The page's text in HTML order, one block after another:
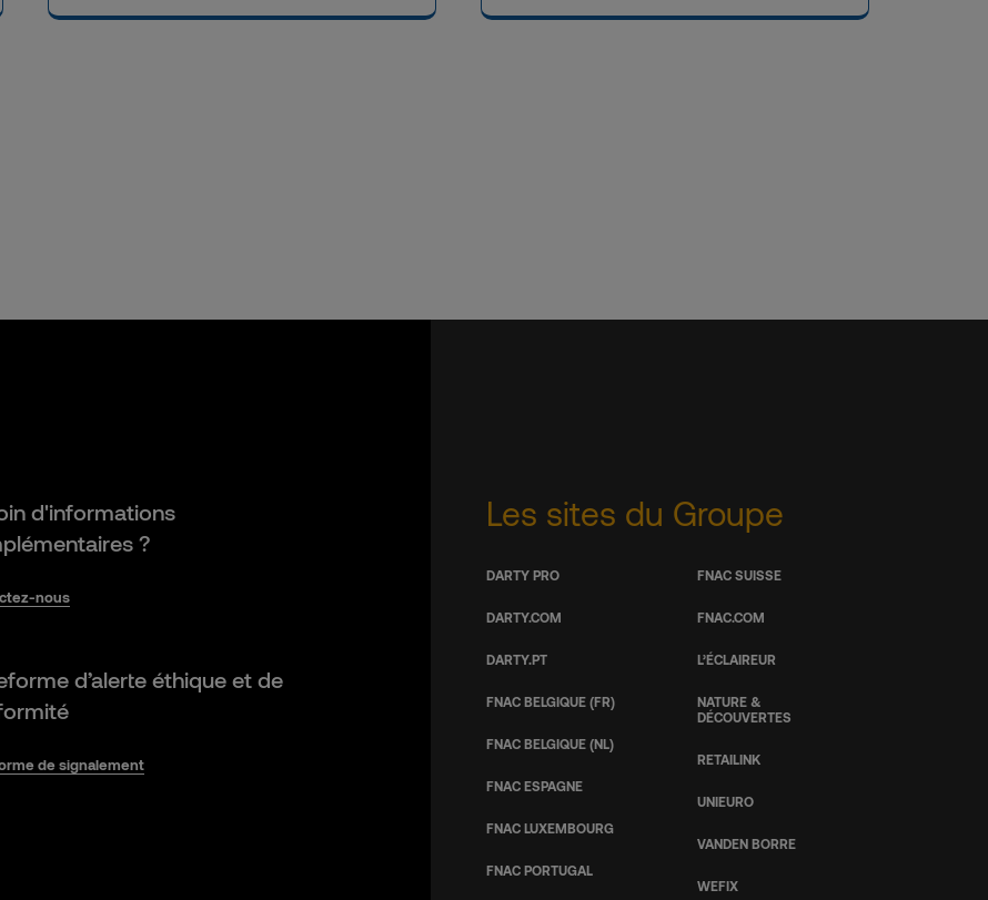
d'informations
?
nous
d’alerte éthique et de
de signalement
Les sites du Groupe
DARTY PRO
DARTY.COM
DARTY.PT
FNAC BELGIQUE (FR)
FNAC BELGIQUE (NL)
FNAC ESPAGNE
FNAC LUXEMBOURG
FNAC PORTUGAL
FNAC SUISSE
FNAC.COM
L’ÉCLAIREUR
NATURE &
DÉCOUVERTES
RETAILINK
UNIEURO
VANDEN BORRE
WEFIX